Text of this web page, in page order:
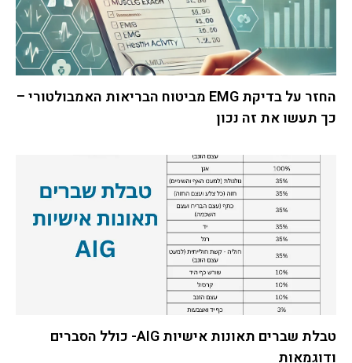
החזר על בדיקת EMG מביטוח הבריאות האמבולטורי –
כך תעשו את זה נכון
טבלת שברים תאונות אישיות AIG- כולל הסברים
ודוגמאות